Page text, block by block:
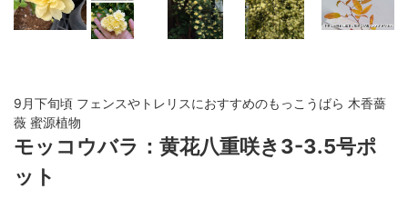
9月下旬頃 フェンスやトレリスにおすすめのもっこうばら 木香薔
薇 蜜源植物
モッコウバラ：黄花八重咲き3-3.5号ポ
ット